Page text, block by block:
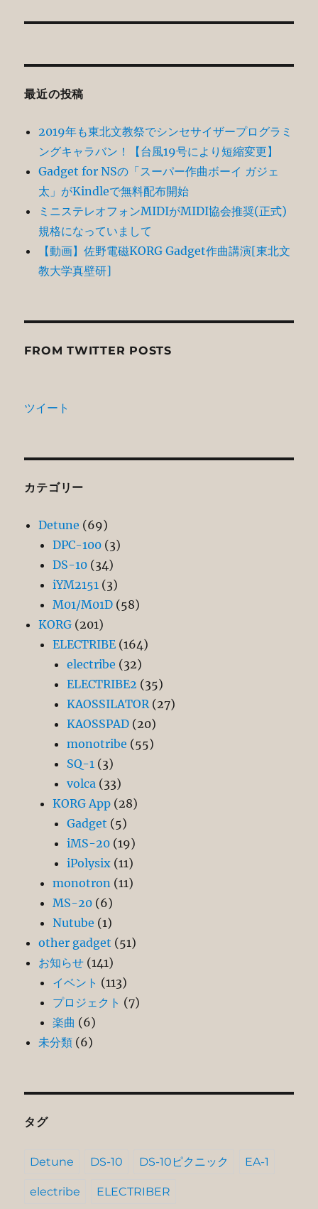
稿:
最近の投稿
2019年も東北文教祭でシンセサイザープログラミ
ングキャラバン！【台風19号により短縮変更】
Gadget for NSの「スーパー作曲ボーイ ガジェ
太」がKindleで無料配布開始
ミニステレオフォンMIDIがMIDI協会推奨(正式)
規格になっていまして
【動画】佐野電磁KORG Gadget作曲講演[東北文
教大学真壁研]
FROM TWITTER POSTS
ツイート
カテゴリー
Detune (69)
DPC-100 (3)
DS-10 (34)
iYM2151 (3)
M01/M01D (58)
KORG (201)
ELECTRIBE (164)
electribe (32)
ELECTRIBE2 (35)
KAOSSILATOR (27)
KAOSSPAD (20)
monotribe (55)
SQ-1 (3)
volca (33)
KORG App (28)
Gadget (5)
iMS-20 (19)
iPolysix (11)
monotron (11)
MS-20 (6)
Nutube (1)
other gadget (51)
お知らせ (141)
イベント (113)
プロジェクト (7)
楽曲 (6)
未分類 (6)
タグ
Detune DS-10 DS-10ピクニック EA-1
electribe ELECTRIBER